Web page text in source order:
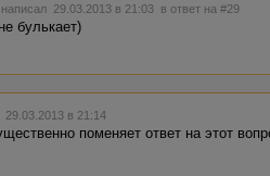
написал 29.03.2013 в 21:03 в ответ на #29
булькает)
29.03.2013 в 21:14
поменяет ответ на этот